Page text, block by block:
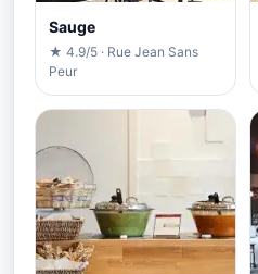
Sauge
★ 4.9/5 · Rue Jean Sans
Peur